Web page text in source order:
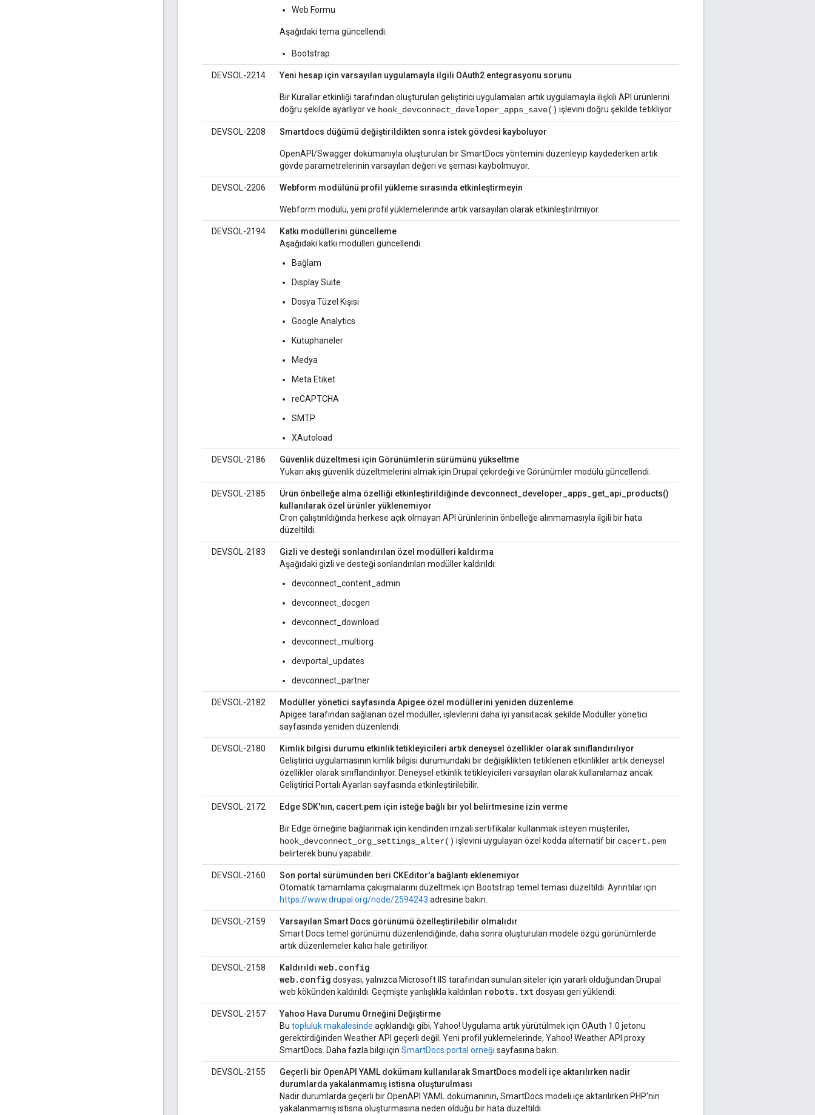
Web Formu
Aşağıdaki tema güncellendi:
Bootstrap
DEVSOL-2214 Yeni hesap için varsayılan uygulamayla ilgili OAuth2 entegrasyonu sorunu
Bir Kurallar etkinliği tarafından oluşturulan geliştirici uygulamaları artık uygulamayla ilişkili API ürünlerini
doğru şekilde ayarlıyor ve hook_devconnect_developer_apps_save() işlevini doğru şekilde tetikliyor.
DEVSOL-2208 Smartdocs düğümü değiştirildikten sonra istek gövdesi kayboluyor
OpenAPI/Swagger dokümanıyla oluşturulan bir SmartDocs yöntemini düzenleyip kaydederken artık
gövde parametrelerinin varsayılan değeri ve şeması kaybolmuyor.
DEVSOL-2206 Webform modülünü profil yükleme sırasında etkinleştirmeyin
Webform modülü, yeni profil yüklemelerinde artık varsayılan olarak etkinleştirilmiyor.
DEVSOL-2194
Katkı modüllerini güncelleme
Aşağıdaki katkı modülleri güncellendi:
Bağlam
Display Suite
Dosya Tüzel Kişisi
Google Analytics
Kütüphaneler
Medya
Meta Etiket
reCAPTCHA
SMTP
XAutoload
DEVSOL-2186
Güvenlik düzeltmesi için Görünümlerin sürümünü yükseltme
Yukarı akış güvenlik düzeltmelerini almak için Drupal çekirdeği ve Görünümler modülü güncellendi.
DEVSOL-2185
Ürün önbelleğe alma özelliği etkinleştirildiğinde devconnect_developer_apps_get_api_products()
kullanılarak özel ürünler yüklenemiyor
Cron çalıştırıldığında herkese açık olmayan API ürünlerinin önbelleğe alınmamasıyla ilgili bir hata
düzeltildi.
DEVSOL-2183
Gizli ve desteği sonlandırılan özel modülleri kaldırma
Aşağıdaki gizli ve desteği sonlandırılan modüller kaldırıldı:
devconnect_content_admin
devconnect_docgen
devconnect_download
devconnect_multiorg
devportal_updates
devconnect_partner
DEVSOL-2182
Modüller yönetici sayfasında Apigee özel modüllerini yeniden düzenleme
Apigee tarafından sağlanan özel modüller, işlevlerini daha iyi yansıtacak şekilde Modüller yönetici
sayfasında yeniden düzenlendi.
DEVSOL-2180
Kimlik bilgisi durumu etkinlik tetikleyicileri artık deneysel özellikler olarak sınıflandırılıyor
Geliştirici uygulamasının kimlik bilgisi durumundaki bir değişiklikten tetiklenen etkinlikler artık deneysel
özellikler olarak sınıflandırılıyor. Deneysel etkinlik tetikleyicileri varsayılan olarak kullanılamaz ancak
Geliştirici Portalı Ayarları sayfasında etkinleştirilebilir.
DEVSOL-2172 Edge SDK'nın, cacert.pem için isteğe bağlı bir yol belirtmesine izin verme
Bir Edge örneğine bağlanmak için kendinden imzalı sertifikalar kullanmak isteyen müşteriler,
hook_devconnect_org_settings_alter() işlevini uygulayan özel kodda alternatif bir cacert.pem
belirterek bunu yapabilir.
DEVSOL-2160
Son portal sürümünden beri CKEditor'a bağlantı eklenemiyor
Otomatik tamamlama çakışmalarını düzeltmek için Bootstrap temel teması düzeltildi. Ayrıntılar için
https://www.drupal.org/node/2594243 adresine bakın.
DEVSOL-2159
Varsayılan Smart Docs görünümü özelleştirilebilir olmalıdır
Smart Docs temel görünümü düzenlendiğinde, daha sonra oluşturulan modele özgü görünümlerde
artık düzenlemeler kalıcı hale getiriliyor.
DEVSOL-2158 Kaldırıldı web.config
web. config dosyası, yalnızca Microsoft IIS tarafından sunulan siteler için yararlı olduğundan Drupal
web kökünden kaldırıldı. Geçmişte yanlışlıkla kaldırılan robots. txtdosyası geri yüklendi.
DEVSOL-2157
Yahoo Hava Durumu Örneğini Değiştirme
Bu topluluk makalesinde açıklandığı gibi, Yahoo! Uygulama artık yürütülmek için OAuth 1.0 jetonu
gerektirdiğinden Weather API geçerli değil. Yeni profil yüklemelerinde, Yahoo! Weather API proxy
SmartDocs. Daha fazla bilgi için SmartDocs portal örneği sayfasına bakın.
DEVSOL-2155
Geçerli bir OpenAPI YAML dokümanı kullanılarak SmartDocs modeli içe aktarılırken nadir
durumlarda yakalanmamış istisna oluşturulması
Nadir durumlarda geçerli bir OpenAPI YAML dokümanının, SmartDocs modeli içe aktarılırken PHP'nin
yakalanmamış istisna oluşturmasına neden olduğu bir hata düzeltildi.